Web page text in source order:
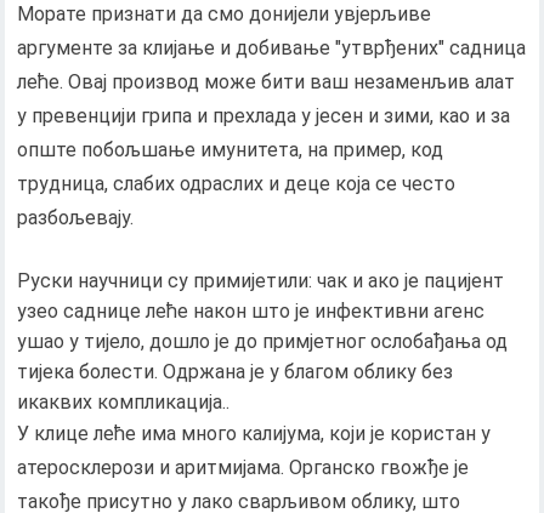
Морате признати да смо донијели увјерљиве
аргументе за клијање и добивање "утврђених" садница
леће. Овај производ може бити ваш незаменљив алат
у превенцији грипа и прехлада у јесен и зими, као и за
опште побољшање имунитета, на пример, код
трудница, слабих одраслих и деце која се често
разбољевају.
Руски научници су примијетили: чак и ако је пацијент
узео саднице леће након што је инфективни агенс
ушао у тијело, дошло је до примјетног ослобађања од
тијека болести. Одржана је у благом облику без
икаквих компликација..
У клице леће има много калијума, који је користан у
атеросклерози и аритмијама. Органско гвожђе је
такође присутно у лако сварљивом облику, што